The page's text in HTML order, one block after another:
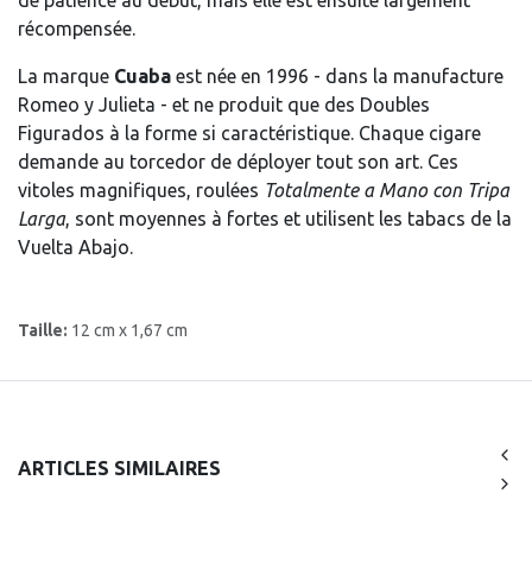
récompensée.
La marque Cuaba est née en 1996 - dans la manufacture
Romeo y Julieta - et ne produit que des Doubles
Figurados à la forme si caractéristique. Chaque cigare
demande au torcedor de déployer tout son art. Ces
vitoles magnifiques, roulées Totalmente a Mano con Tripa
Larga, sont moyennes à fortes et utilisent les tabacs de la
Vuelta Abajo.
Taille: 12 cm x 1,67 cm
ARTICLES SIMILAIRES